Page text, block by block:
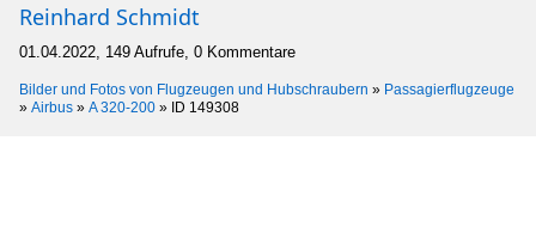
Reinhard Schmidt
01.04.2022, 149 Aufrufe, 0 Kommentare
Bilder und Fotos von Flugzeugen und Hubschraubern » Passagierflugzeuge
» Airbus » A 320-200 » ID 149308